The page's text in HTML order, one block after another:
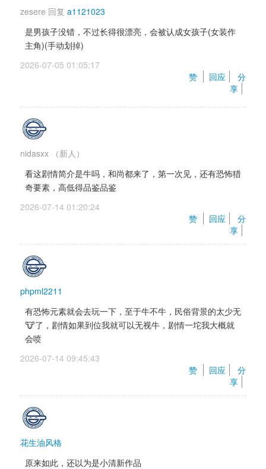
zesere 回复 a1121023
是男孩子没错，不过长得很漂亮，会被认成女孩子(女装作
主角)(手动划掉)
2026-07-05 01:05:17
赞
回应
分
享
nidasxx
（新人）
看这剧情简介是牛吗，和尚都来了，第一次见，还有恐怖猎
奇要素，高低得品鉴品鉴
2026-07-14 01:20:24
赞
回应
分
享
phpml2211
有恐怖元素就会去玩一下，至于牛不牛，民俗背景的太少无
🐮了，剧情如果到位我就可以无视牛，剧情一坨我大概就
会喷
2026-07-14 09:45:43
赞
回应
分
享
花生油风格
原来如此，还以为是小清新作品